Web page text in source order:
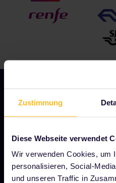
Zustimmung
Diese Webseite verwendet
Wir verwenden Cookies, um
personalisieren, Social-
und unseren Traffic in
UNSER UNTERNEHMEN
Über uns
Stellenangebote
Pressebereich